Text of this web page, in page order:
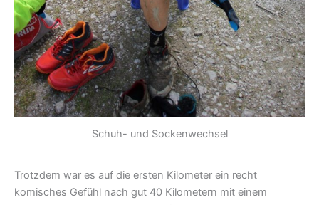
Schuh- und Sockenwechsel
Trotzdem war es auf die ersten Kilometer ein recht
komisches Gefühl nach gut 40 Kilometern mit einem